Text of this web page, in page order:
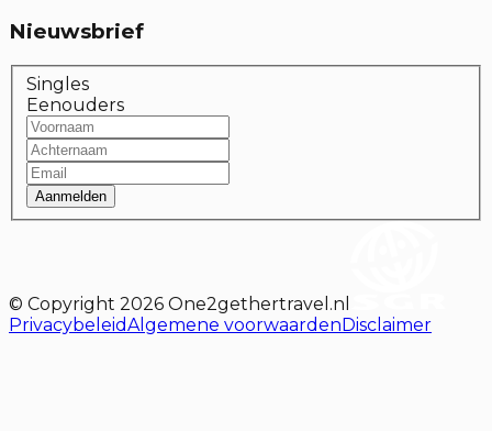
Nieuwsbrief
Singles
Eenouders
Aanmelden
© Copyright 2026 One2gethertravel.nl
PrivacybeleidAlgemene voorwaardenDisclaimer